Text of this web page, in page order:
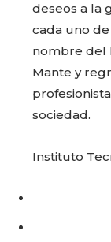
deseos a la
cada uno
nombre del
Mante y
sociedad.
Instituto